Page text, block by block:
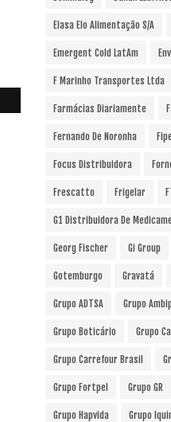
Elasa Elo Alimentação S/A
Emergent Cold LatAm
F Marinho Transportes Ltda
Farmácias Diariamente
Fernando De Noronha
Focus Distribuidora
Frescatto Frigelar
G1 Distribuidora De
Georg Fischer Gi Group
Gotemburgo Gravatá
Grupo ADTSA Grupo
Grupo Boticário Grupo
Grupo Carrefour Brasil
Grupo Fortpel Grupo GR
Grupo Hapvida Grupo